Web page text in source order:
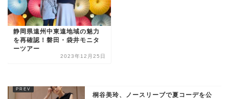
静岡県遠州中東遠地域の魅力
を再確認！磐田・袋井モニタ
ーツアー
2023年12月25日
桐谷美玲、ノースリーブで夏コーデを公